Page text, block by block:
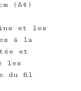
(A4)
et les
à la
et
les
du fil